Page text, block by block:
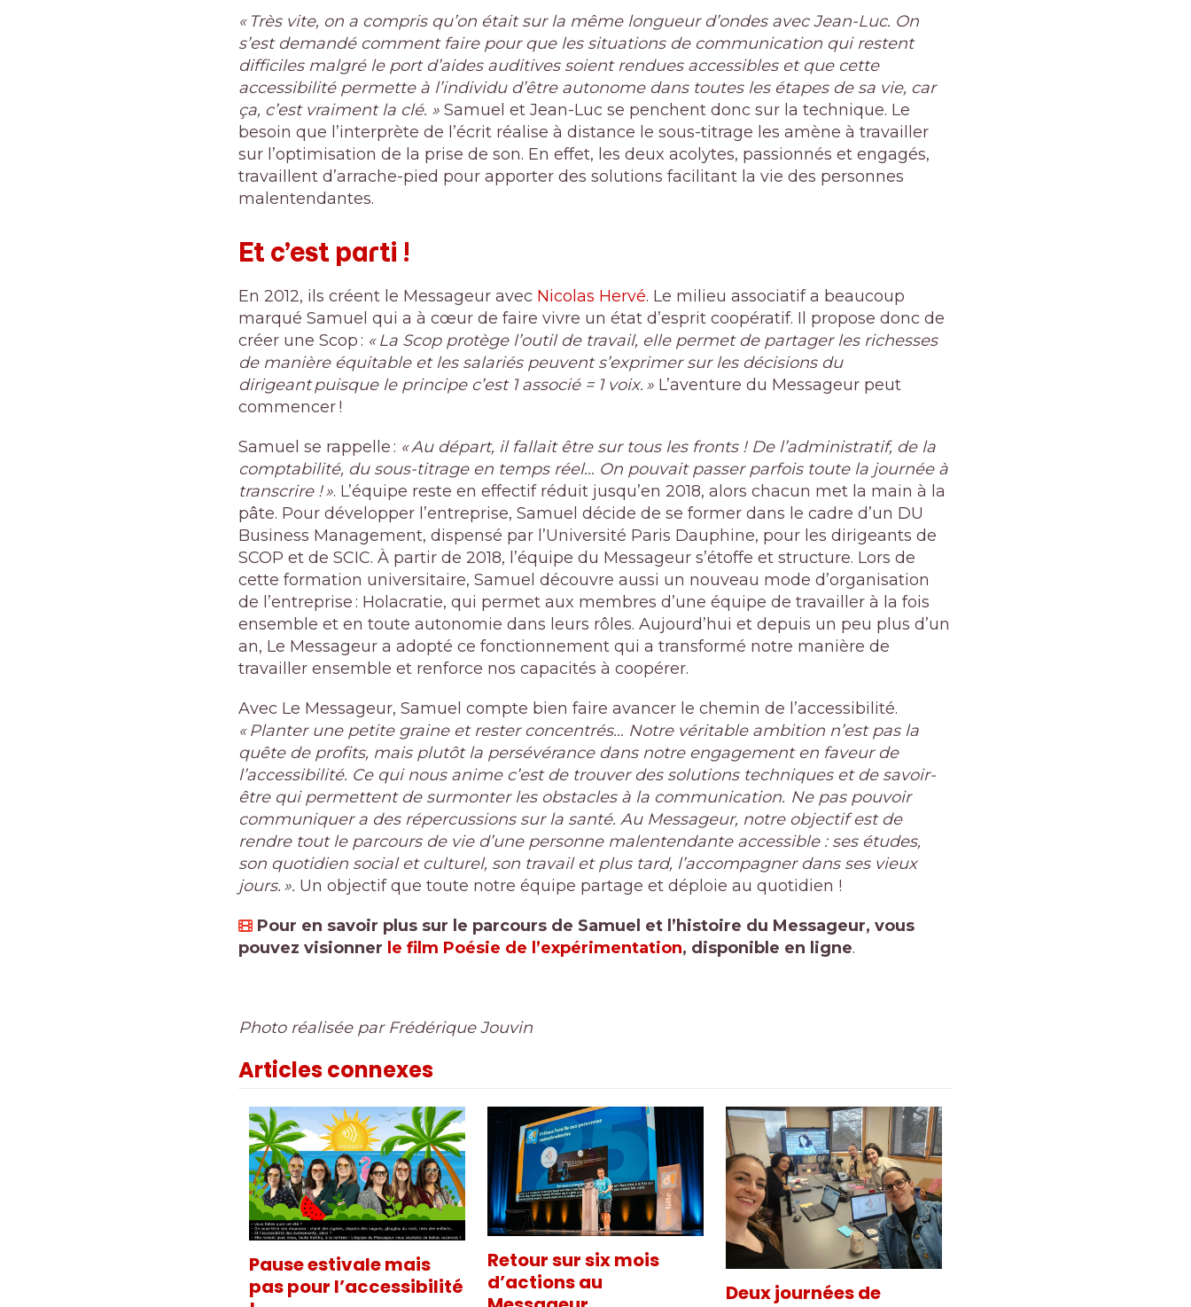
« Très vite, on a compris qu’on était sur la même longueur d’ondes avec Jean-Luc. On
s’est demandé comment faire pour que les situations de communication qui restent
difficiles malgré le port d’aides auditives soient rendues accessibles et que cette
accessibilité permette à l’individu d’être autonome dans toutes les étapes de sa vie, car
ça, c’est vraiment la clé. » Samuel et Jean-Luc se penchent donc sur la technique. Le
besoin que l’interprète de l’écrit réalise à distance le sous-titrage les amène à travailler
sur l’optimisation de la prise de son. En effet, les deux acolytes, passionnés et engagés,
travaillent d’arrache-pied pour apporter des solutions facilitant la vie des personnes
malentendantes.
Et c’est parti !
En 2012, ils créent le Messageur avec Nicolas Hervé. Le milieu associatif a beaucoup
marqué Samuel qui a à cœur de faire vivre un état d’esprit coopératif. Il propose donc de
créer une Scop : « La Scop protège l’outil de travail, elle permet de partager les richesses
de manière équitable et les salariés peuvent s’exprimer sur les décisions du
dirigeant puisque le principe c’est 1 associé = 1 voix. » L’aventure du Messageur peut
commencer !
Samuel se rappelle : « Au départ, il fallait être sur tous les fronts ! De l’administratif, de la
comptabilité, du sous-titrage en temps réel… On pouvait passer parfois toute la journée à
transcrire ! ». L’équipe reste en effectif réduit jusqu’en 2018, alors chacun met la main à la
pâte. Pour développer l’entreprise, Samuel décide de se former dans le cadre d’un DU
Business Management, dispensé par l’Université Paris Dauphine, pour les dirigeants de
SCOP et de SCIC. À partir de 2018, l’équipe du Messageur s’étoffe et structure. Lors de
cette formation universitaire, Samuel découvre aussi un nouveau mode d’organisation
de l’entreprise : Holacratie, qui permet aux membres d’une équipe de travailler à la fois
ensemble et en toute autonomie dans leurs rôles. Aujourd’hui et depuis un peu plus d’un
an, Le Messageur a adopté ce fonctionnement qui a transformé notre manière de
travailler ensemble et renforce nos capacités à coopérer.
Avec Le Messageur, Samuel compte bien faire avancer le chemin de l’accessibilité.
« Planter une petite graine et rester concentrés… Notre véritable ambition n’est pas la
quête de profits, mais plutôt la persévérance dans notre engagement en faveur de
l’accessibilité. Ce qui nous anime c’est de trouver des solutions techniques et de savoir-
être qui permettent de surmonter les obstacles à la communication. Ne pas pouvoir
communiquer a des répercussions sur la santé. Au Messageur, notre objectif est de
rendre tout le parcours de vie d’une personne malentendante accessible : ses études,
son quotidien social et culturel, son travail et plus tard, l’accompagner dans ses vieux
jours. ». Un objectif que toute notre équipe partage et déploie au quotidien !
Pour en savoir plus sur le parcours de Samuel et l’histoire du Messageur, vous
pouvez visionner le film Poésie de l’expérimentation, disponible en ligne.
Photo réalisée par Frédérique Jouvin
Articles connexes
Pause estivale mais
pas pour l’accessibilité
Retour sur six mois
d’actions au
Deux journées de